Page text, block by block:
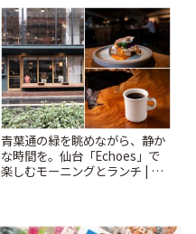
千駄木ほか~ | ことりっぷ
青葉通の緑を眺めながら、静か
な時間を。仙台「Echoes」で
楽しむモーニングとランチ | こ